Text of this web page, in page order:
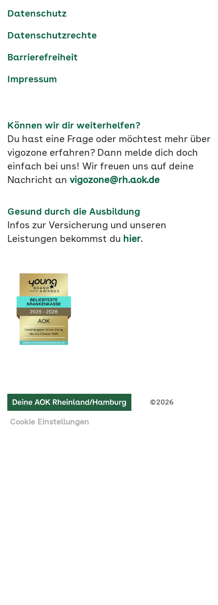
Datenschutz
Datenschutzrechte
Barrierefreiheit
Impressum
Können wir dir weiterhelfen?
Du hast eine Frage oder möchtest mehr über
vigozone erfahren? Dann melde dich doch
einfach bei uns! Wir freuen uns auf deine
Nachricht an vigozone@rh.aok.de
Gesund durch die Ausbildung
Infos zur Versicherung und unseren
Leistungen bekommst du hier.
Link
zu
AOK
©2026
Cookie Einstellungen